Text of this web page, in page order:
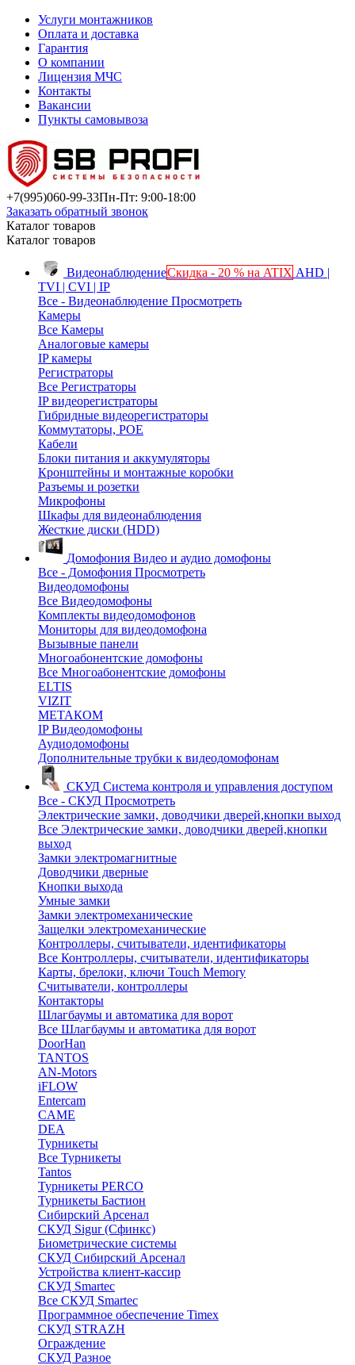
Услуги монтажников
Оплата и доставка
Гарантия
О компании
Лицензия МЧС
Контакты
Вакансии
Пункты самовывоза
+7(995)060-99-33Пн-Пт: 9:00-18:00
Заказать обратный звонок
Каталог товаров
Каталог товаров
ВидеонаблюдениеСкидка - 20 % на ATIX AHD |
TVI | CVI | IP
Все - Видеонаблюдение Просмотреть
Камеры
Все Камеры
Аналоговые камеры
IP камеры
Регистраторы
Все Регистраторы
IP видеорегистраторы
Гибридные видеорегистраторы
Коммутаторы, POE
Кабели
Блоки питания и аккумуляторы
Кронштейны и монтажные коробки
Разъемы и розетки
Микрофоны
Шкафы для видеонаблюдения
Жесткие диски (HDD)
Домофония Видео и аудио домофоны
Все - Домофония Просмотреть
Видеодомофоны
Все Видеодомофоны
Комплекты видеодомофонов
Мониторы для видеодомофона
Вызывные панели
Многоабонентские домофоны
Все Многоабонентские домофоны
ELTIS
VIZIT
МЕТАКОМ
IP Видеодомофоны
Аудиодомофоны
Дополнительные трубки к видеодомофонам
СКУД Система контроля и управления доступом
Все - СКУД Просмотреть
Электрические замки, доводчики дверей,кнопки выход
Все Электрические замки, доводчики дверей,кнопки
выход
Замки электромагнитные
Доводчики дверные
Кнопки выхода
Умные замки
Замки электромеханические
Защелки электромеханические
Контроллеры, считыватели, идентификаторы
Все Контроллеры, считыватели, идентификаторы
Карты, брелоки, ключи Touch Memory
Считыватели, контроллеры
Контакторы
Шлагбаумы и автоматика для ворот
Все Шлагбаумы и автоматика для ворот
DoorHan
TANTOS
AN-Motors
iFLOW
Entercam
CAME
DEA
Турникеты
Все Турникеты
Tantos
Турникеты PERCO
Турникеты Бастион
Сибирский Арсенал
СКУД Sigur (Сфинкс)
Биометрические системы
СКУД Сибирский Арсенал
Устройства клиент-кассир
СКУД Smartec
Все СКУД Smartec
Программное обеспечение Timex
СКУД STRAZH
Ограждение
СКУД Разное